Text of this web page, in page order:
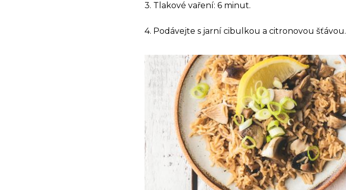
3. Tlakové vaření: 6 minut.
4. Podávejte s jarní cibulkou a citronovou šťávou.